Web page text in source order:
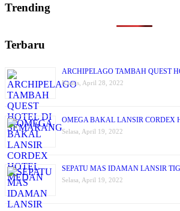
Trending
Terbaru
ARCHIPELAGO TAMBAH QUEST
Kamis, April 28, 2022
OMEGA BAKAL LANSIR CORDEX
Selasa, April 19, 2022
SEPATU MAS IDAMAN LANSIR
Selasa, April 19, 2022